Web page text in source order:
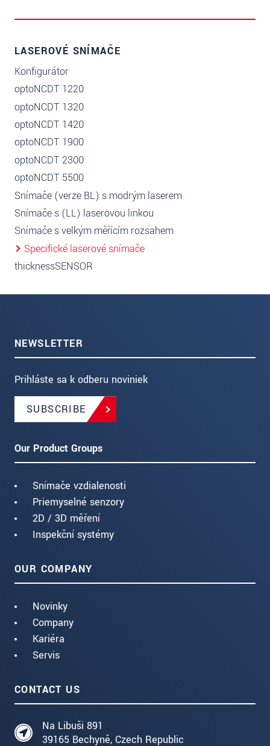
LASEROVÉ SNÍMAČE
Konfigurátor
optoNCDT 1220
optoNCDT 1320
optoNCDT 1420
optoNCDT 1900
optoNCDT 2300
optoNCDT 5500
Snímače (verze BL) s modrým laserem
Snímače s (LL) laserovou linkou
Snímače s velkým měřícím rozsahem
Specifické laserové snímače
thicknessSENSOR
NEWSLETTER
Prihláste sa k odberu noviniek
SUBSCRIBE
Our Product Groups
Snímače vzdialenosti
Priemyselné senzory
2D / 3D měření
Inspekční systémy
OUR COMPANY
Novinky
Company
Kariéra
Servis
CONTACT US
Na Libuši 891
39165 Bechyně, Czech Republic